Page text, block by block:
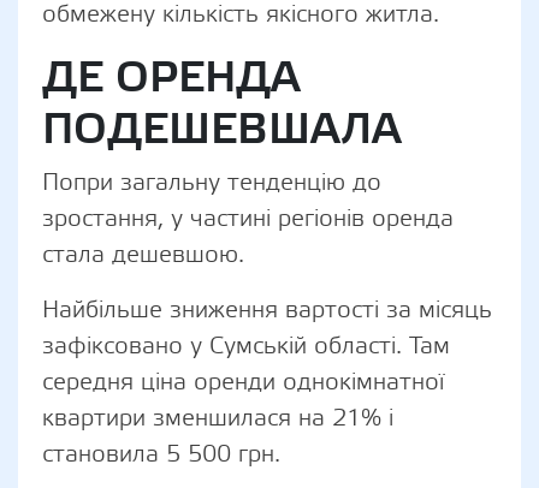
обмежену кількість якісного житла.
ДЕ ОРЕНДА
ПОДЕШЕВШАЛА
Попри загальну тенденцію до
зростання, у частині регіонів оренда
стала дешевшою.
Найбільше зниження вартості за місяць
зафіксовано у Сумській області. Там
середня ціна оренди однокімнатної
квартири зменшилася на 21% і
становила 5 500 грн.